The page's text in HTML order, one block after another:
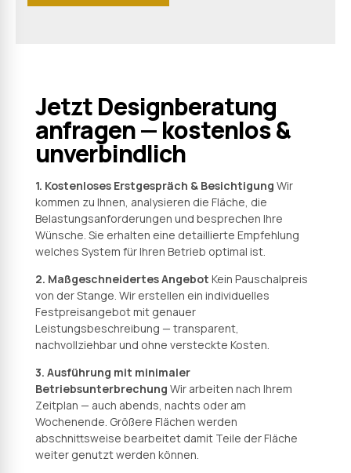
Jetzt Designberatung
anfragen — kostenlos &
unverbindlich
1. Kostenloses Erstgespräch & Besichtigung Wir
kommen zu Ihnen, analysieren die Fläche, die
Belastungsanforderungen und besprechen Ihre
Wünsche. Sie erhalten eine detaillierte Empfehlung
welches System für Ihren Betrieb optimal ist.
2. Maßgeschneidertes Angebot Kein Pauschalpreis
von der Stange. Wir erstellen ein individuelles
Festpreisangebot mit genauer
Leistungsbeschreibung — transparent,
nachvollziehbar und ohne versteckte Kosten.
3. Ausführung mit minimaler
Betriebsunterbrechung Wir arbeiten nach Ihrem
Zeitplan — auch abends, nachts oder am
Wochenende. Größere Flächen werden
abschnittsweise bearbeitet damit Teile der Fläche
weiter genutzt werden können.